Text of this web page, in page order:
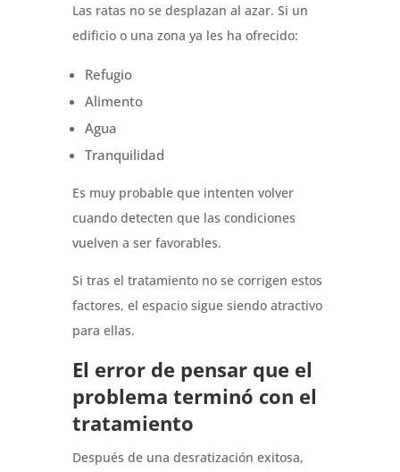
Las ratas no se desplazan al azar. Si un
edificio o una zona ya les ha ofrecido:
Refugio
Alimento
Agua
Tranquilidad
Es muy probable que intenten volver
cuando detecten que las condiciones
vuelven a ser favorables.
Si tras el tratamiento no se corrigen estos
factores, el espacio sigue siendo atractivo
para ellas.
El error de pensar que el
problema terminó con el
tratamiento
Después de una desratización exitosa,